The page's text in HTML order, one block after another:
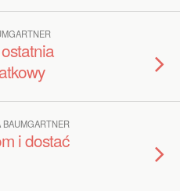
BAUMGARTNER
i dostać